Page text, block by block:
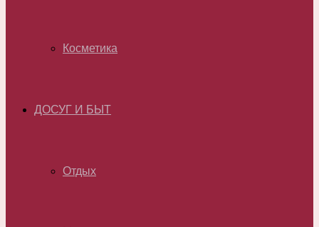
Косметика
ДОСУГ И БЫТ
Отдых